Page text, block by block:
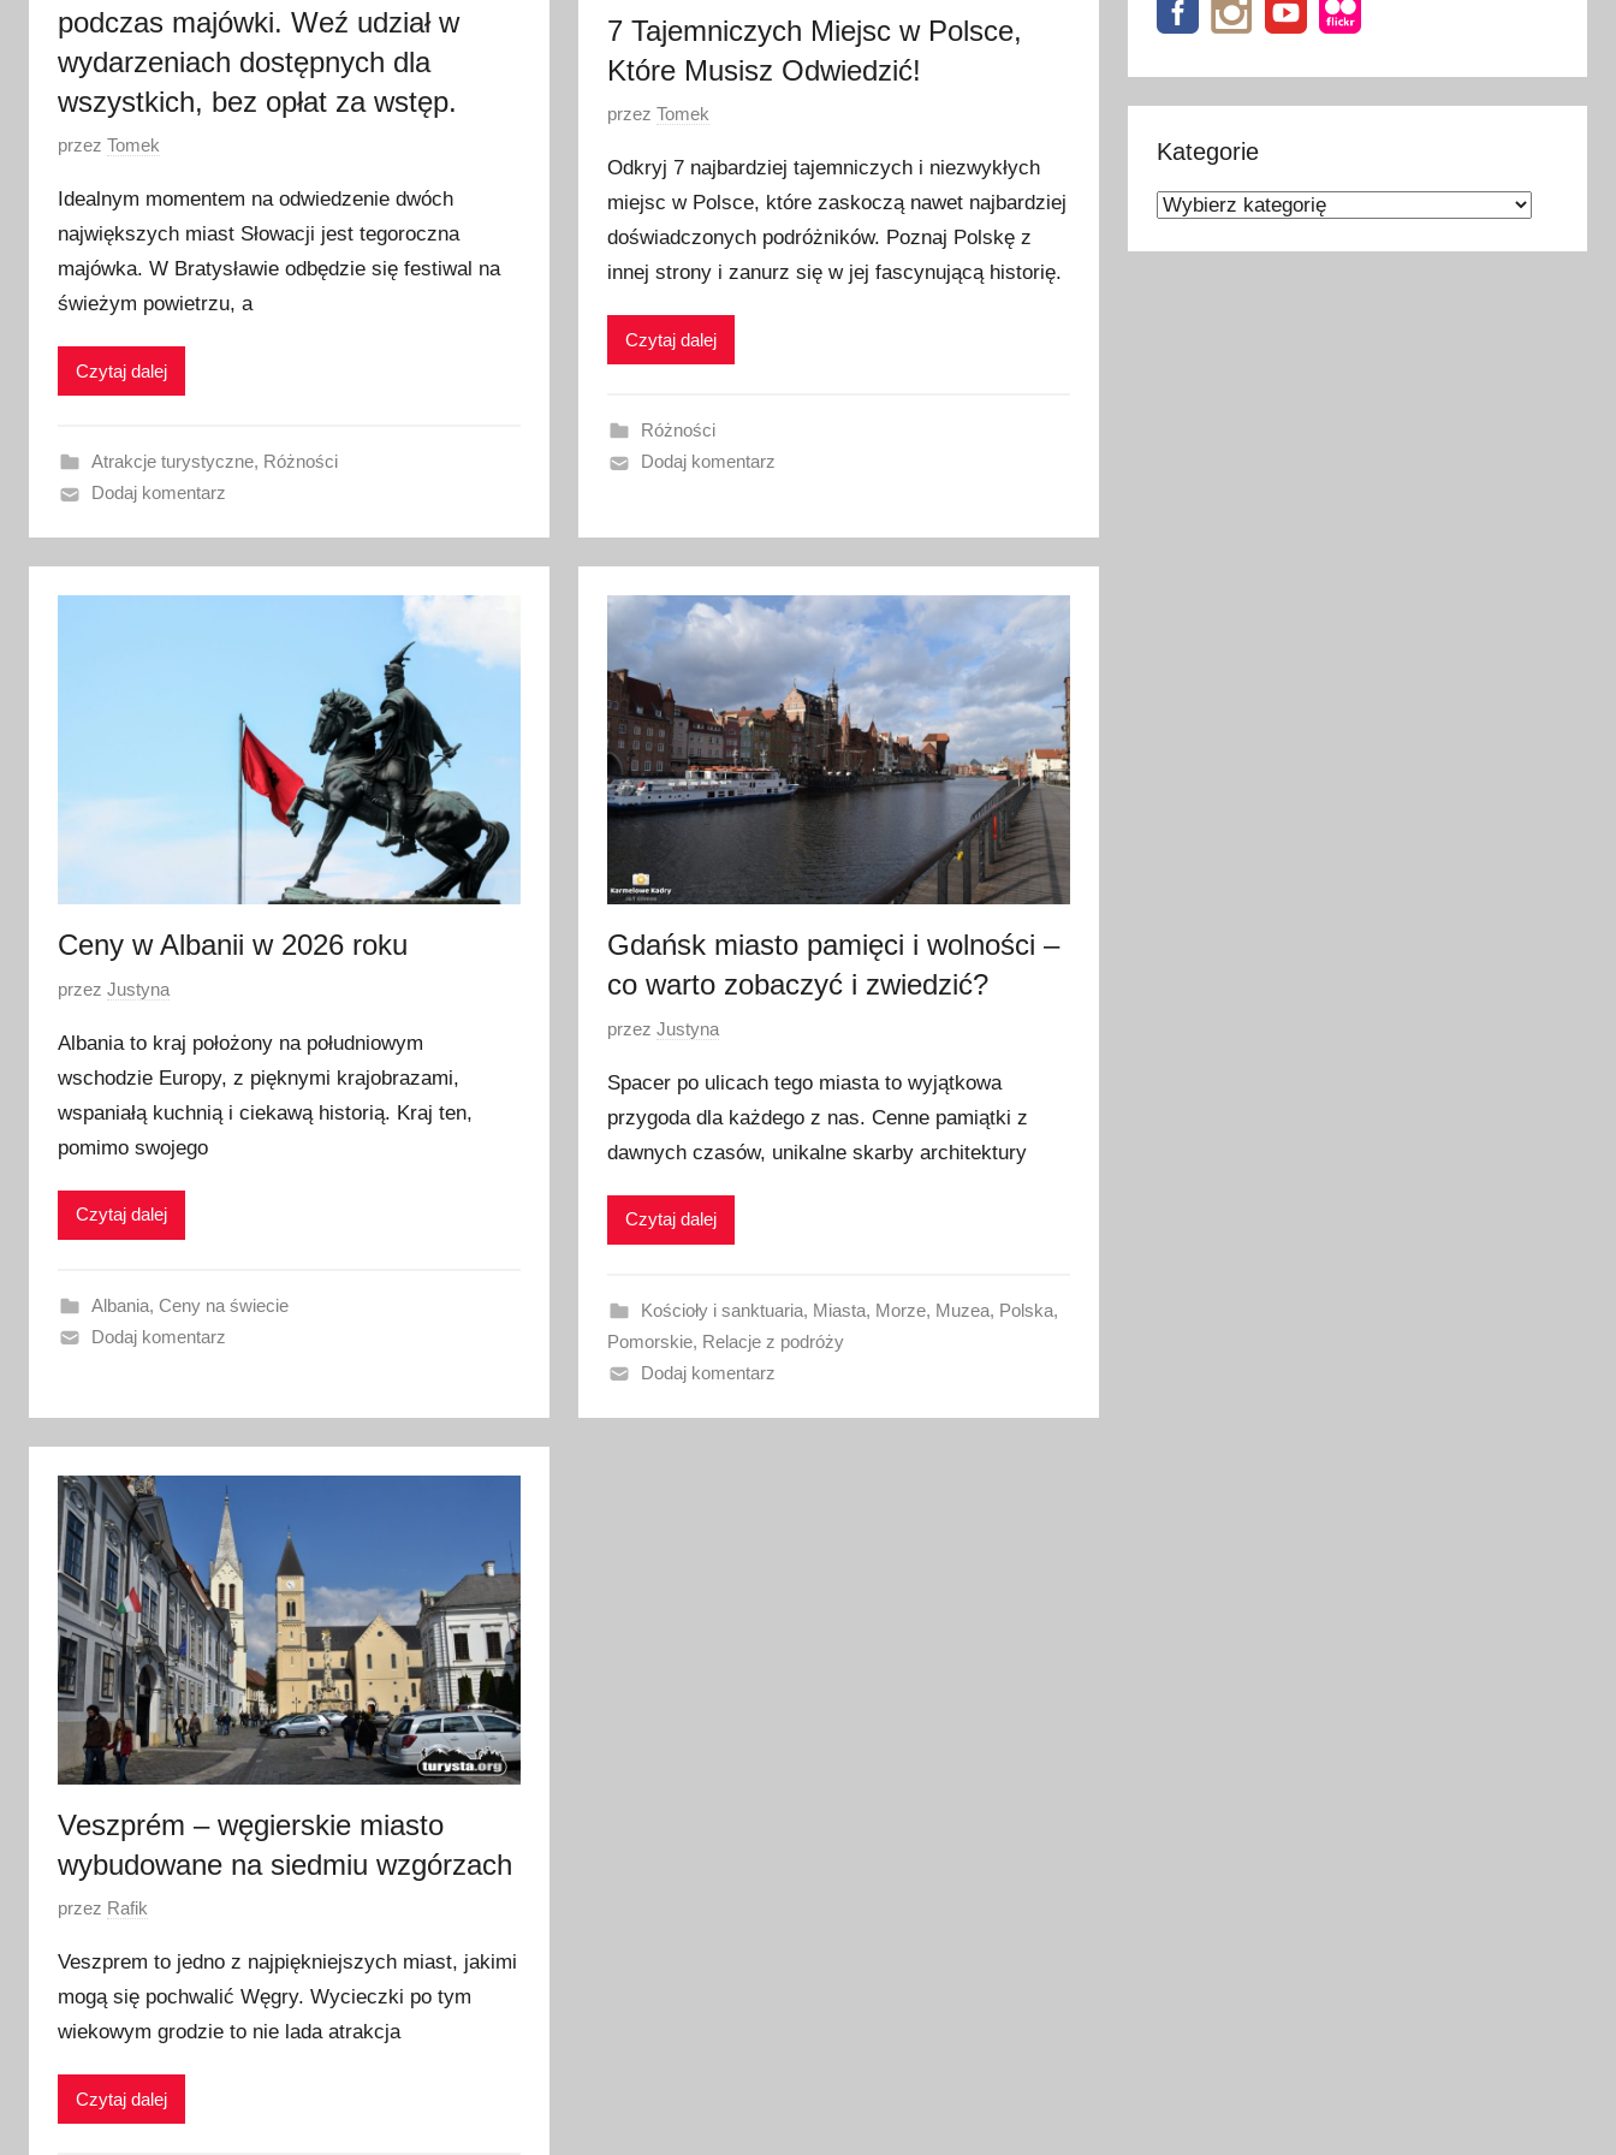
podczas majówki. Weź udział w
wydarzeniach dostępnych dla
wszystkich, bez opłat za wstęp.
O
u
b
l
i
w
n
o
przez Tomek
Idealnym momentem na odwiedzenie dwóch
największych miast Słowacji jest tegoroczna
majówka. W Bratysławie odbędzie się festiwal na
świeżym powietrzu, a
Czytaj dalej
Atrakcje turystyczne, Różności
Dodaj komentarz
7 Tajemniczych Miejsc w Polsce,
Które Musisz Odwiedzić!
O
u
b
l
i
w
n
o
a
2
0
3
przezTomek
Odkryj 7 najbardziej tajemniczych i niezwykłych
miejsc w Polsce, które zaskoczą nawet najbardziej
doświadczonych podróżników. Poznaj Polskę z
innej strony i zanurz się w jej fascynującą historię.
Czytaj dalej
Różności
Dodaj komentarz
Ceny w Albanii w 2026 roku
O
u
b
l
i
w
n
o
e
g
o
2
0
2
3
przez Justyna
Albania to kraj położony na południowym
wschodzie Europy, z pięknymi krajobrazami,
wspaniałą kuchnią i ciekawą historią. Kraj ten,
pomimo swojego
Czytaj dalej
Albania, Ceny na świecie
Dodaj komentarz
Gdańsk miasto pamięci i wolności –
co warto zobaczyć i zwiedzić?
O
u
b
l
o
a
n
o
przezJustyna
Spacer po ulicach tego miasta to wyjątkowa
przygoda dla każdego z nas. Cenne pamiątki z
dawnych czasów, unikalne skarby architektury
Czytaj dalej
Kościoły i sanktuaria, Miasta, Morze, Muzea, Polska,
Pomorskie, Relacje z podróży
Dodaj komentarz
Veszprém – węgierskie miasto
wybudowane na siedmiu wzgórzach
O
u
b
l
o
przez Rafik
Veszprem to jedno z najpiękniejszych miast, jakimi
mogą się pochwalić Węgry. Wycieczki po tym
wiekowym grodzie to nie lada atrakcja
Czytaj dalej
Kategorie
Kategorie